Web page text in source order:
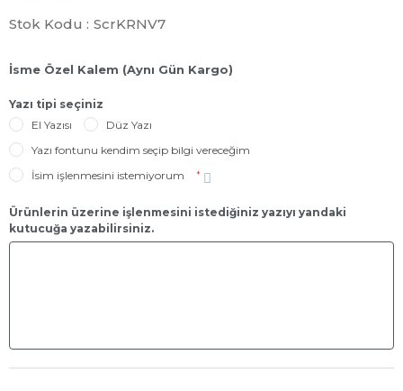
Stok Kodu : ScrKRNV7
İsme Özel Kalem (Aynı Gün Kargo)
Yazı tipi seçiniz
El Yazısı
Düz Yazı
Yazı fontunu kendim seçip bilgi vereceğim
İsim işlenmesini istemiyorum
*
Ürünlerin üzerine işlenmesini istediğiniz yazıyı yandaki
kutucuğa yazabilirsiniz.